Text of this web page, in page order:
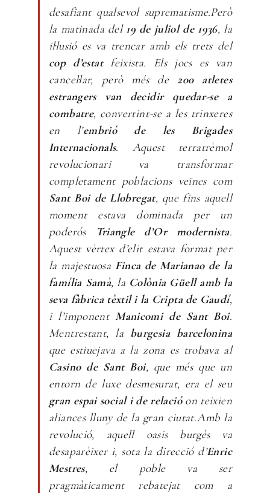
desafiant qualsevol suprematisme.Però
la matinada del 19 de juliol de 1936, la
il·lusió es va trencar amb els trets del
cop d’estatfeixista. Els jocs es van
cancel·lar, però més de200 atletes
estrangers van decidir quedar-se a
combatre, convertint-se a les trinxeres
en l’embrió de les Brigades
Internacionals. Aquest terratrèmol
revolucionari va transformar
completament poblacions veïnes com
Sant Boi de Llobregat, que fins aquell
moment estava dominada per un
poderós
Triangle d’Or modernista.
Aquest vèrtex d’elit estava format per
la majestuosa Finca de Marianao de la
família Samà, la Colònia Güell amb la
seva fàbrica tèxtil i la Cripta de Gaudí,
i l’imponentManicomi de Sant Boi.
Mentrestant, la burgesia barcelonina
que estiuejava a la zona es trobava al
Casino de Sant Boi, que més que un
entorn de luxe desmesurat, era el seu
gran espai social i de relacióon teixien
aliances lluny de la gran ciutat.Amb la
revolució, aquell oasis burgès va
desaparèixer i, sota la direcció d’Enric
Mestres, el poble va ser
pragmàticament rebatejat com a